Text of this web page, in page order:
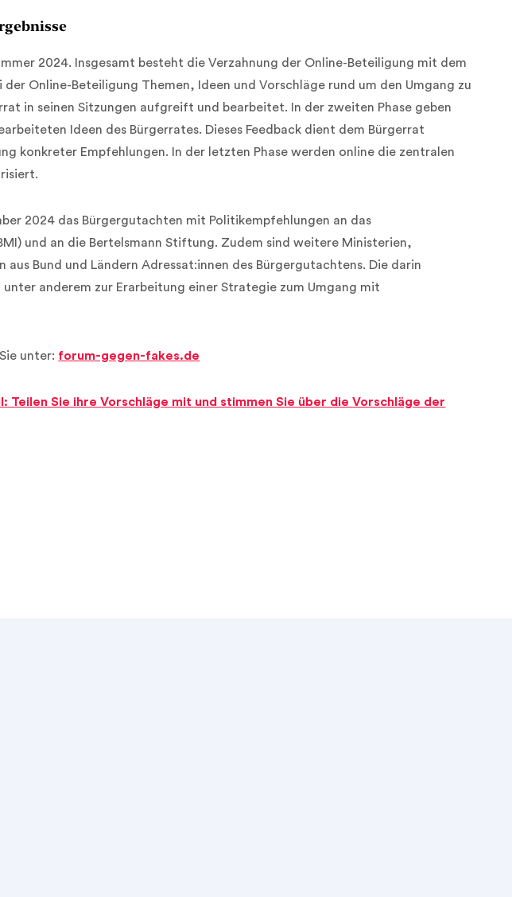
2024. Insgesamt besteht die Verzahnung der Online-Beteiligung mit dem
Online-Beteiligung Themen, Ideen und Vorschläge rund um den Umgang zu
in seinen Sitzungen aufgreift und bearbeitet. In der zweiten Phase geben
Ideen des Bürgerrates. Dieses Feedback dient dem Bürgerrat
konkreter Empfehlungen. In der letzten Phase werden online die zentralen
2024 das Bürgergutachten mit Politikempfehlungen an das
und an die Bertelsmann Stiftung. Zudem sind weitere Ministerien,
aus Bund und Ländern Adressat:innen des Bürgergutachtens. Die darin
anderem zur Erarbeitung einer Strategie zum Umgang mit
unter: forum-gegen-fakes.de
Teilen Sie ihre Vorschläge mit und stimmen Sie über die Vorschläge der